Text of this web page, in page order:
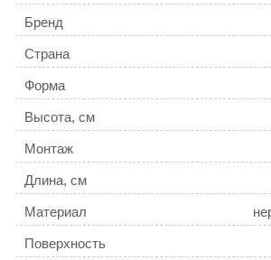
Бренд
Страна
Форма
Высота, см
Монтаж
Длина, см
Материал
Поверхность